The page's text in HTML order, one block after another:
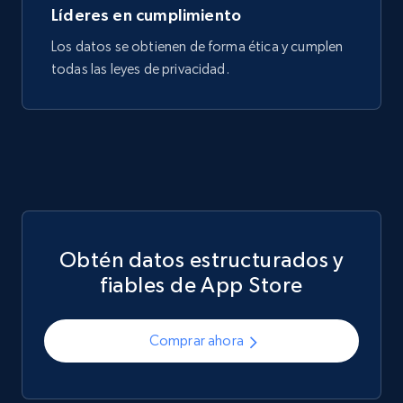
Líderes en cumplimiento
Los datos se obtienen de forma ética y cumplen
todas las leyes de privacidad.
Obtén datos estructurados y
fiables de App Store
Comprar ahora